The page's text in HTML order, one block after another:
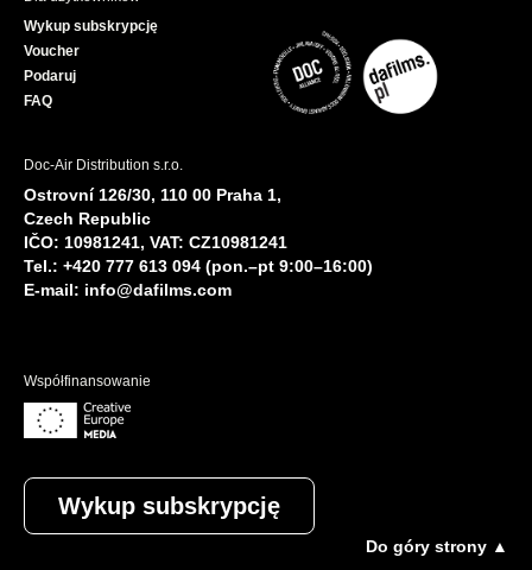
Wykup subskrypcję
Voucher
Podaruj
FAQ
Doc-Air Distribution s.r.o.
Ostrovní 126/30, 110 00 Praha 1,
Czech Republic
IČO: 10981241, VAT: CZ10981241
Tel.: +420 777 613 094 (pon.–pt 9:00–16:00)
E-mail: info@dafilms.com
Współfinansowanie
Wykup subskrypcję
Do góry strony ▲